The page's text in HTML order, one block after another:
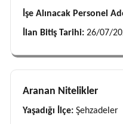
İşe Alınacak Personel
İlan Bitiş Tarihi: 26/07/
Aranan Nitelikler
Yaşadığı İlçe: Şehzadeler